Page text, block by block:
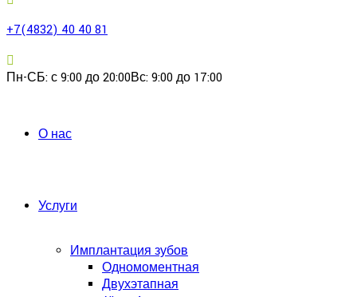
+7(4832) 40 40 81
Пн-СБ: с 9:00 до 20:00Вс: 9:00 до 17:00
О нас
Услуги
Имплантация зубов
Одномоментная
Двухэтапная